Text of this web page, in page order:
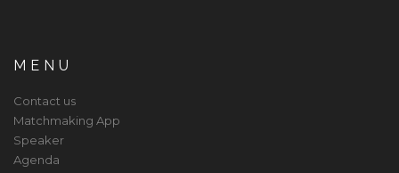
MENU
Contact us
Matchmaking App
Speaker
Agenda